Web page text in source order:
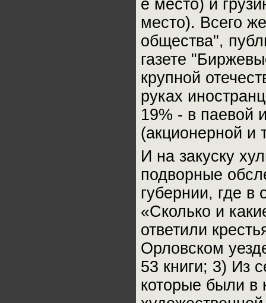
е место) и
место). Всего
общества",
газете
крупной
руках
19% - в паевой
(акционерной и
И на закуску
подворные
губернии, где в
«Сколько и
ответили
Орловском
53 книги; 3) Из
которые были в